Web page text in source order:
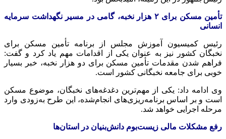
تأمین مسکن برای ۲ هزار نخبه، گامی در مسیر نگهداشت سرمایه
انسانی
رئیس کمیسیون آموزش مجلس از برنامه تأمین مسکن برای
نخبگان کشور نیز به عنوان یکی از اقدامات مهم یاد کرد و گفت:
فراهم شدن مقدمات تأمین مسکن برای دو هزار نخبه، خبر بسیار
خوبی برای جامعه نخبگانی کشور است.
وی ادامه داد: یکی از مهم‌ترین دغدغه‌های نخبگان، موضوع مسکن
است و بر اساس برنامه‌ریزی‌های انجام‌شده، این طرح به‌زودی وارد
مرحله اجرایی خواهد شد.
رفع مشکلات مالی زیست‌بوم دانش‌بنیان در استان‌ها